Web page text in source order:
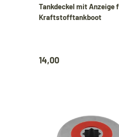
Tankdeckel mit Anzeige
Kraftstofftankboot
14,00